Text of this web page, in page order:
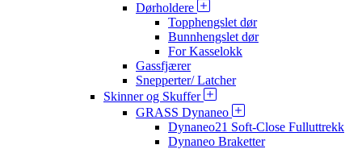
Dørholdere
Topphengslet dør
Bunnhengslet dør
For Kasselokk
Gassfjærer
Snepperter/ Latcher
Skinner og Skuffer
GRASS Dynaneo
Dynaneo21 Soft-Close Fulluttrekk
Dynaneo Braketter